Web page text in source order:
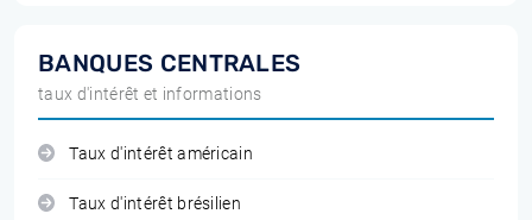
BANQUES CENTRALES
taux d'intérêt et informations
Taux d'intérêt américain
Taux d'intérêt brésilien